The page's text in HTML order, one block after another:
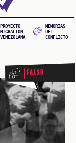
PROYECTO
MIGRACIÓN
VENEZOLANA
MEMORIAS
DEL
CONFLICTO
Falso